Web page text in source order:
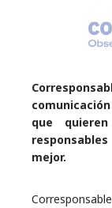
que
mejor.